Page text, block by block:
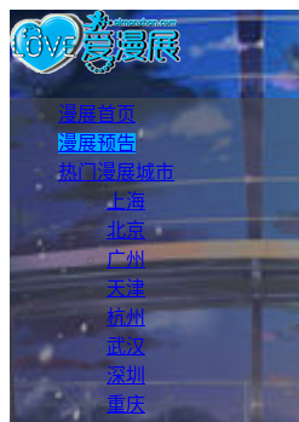
漫展首页
漫展预告
热门漫展城市
上海
北京
广州
天津
杭州
武汉
深圳
重庆